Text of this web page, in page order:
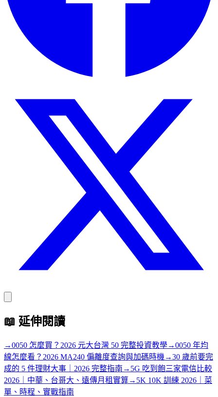
📖 延伸閱讀
→0050 怎麼買？2026 元大台灣 50 完整投資教學→0050 年均
線怎麼看？2026 MA240 偏離度查詢與加碼時機 →30 歲前要完
成的 5 件理財大事｜2026 完整指南 → 5G 吃到飽三家電信比較
2026｜中華、台哥大、遠傳月租實算→ 5K 10K 訓練 2026｜菜
單、時程、實戰指南